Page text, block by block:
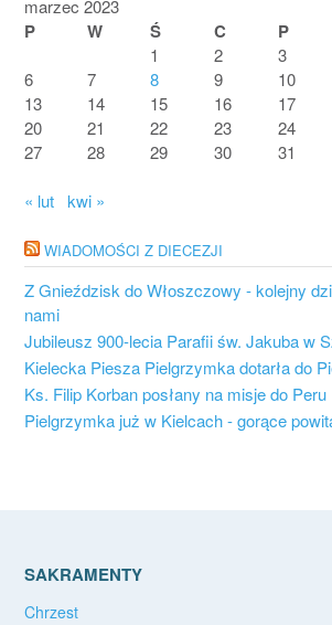
marzec 2023
P W Ś C P
1 2 3
6
7 8 9 10
13
14 15 16 17
20
21 22 23 24
27
28 29 30 31
« lut kwi »
WIADOMOŚCI Z DIECEZJI
Z Gnieździsk do Włoszczowy - kolejny
nami
Jubileusz 900-lecia Parafii św. Jakuba w
Kielecka Piesza Pielgrzymka dotarła do
Ks. Filip Korban posłany na misje do Peru
Pielgrzymka już w Kielcach - gorące
SAKRAMENTY
Chrzest